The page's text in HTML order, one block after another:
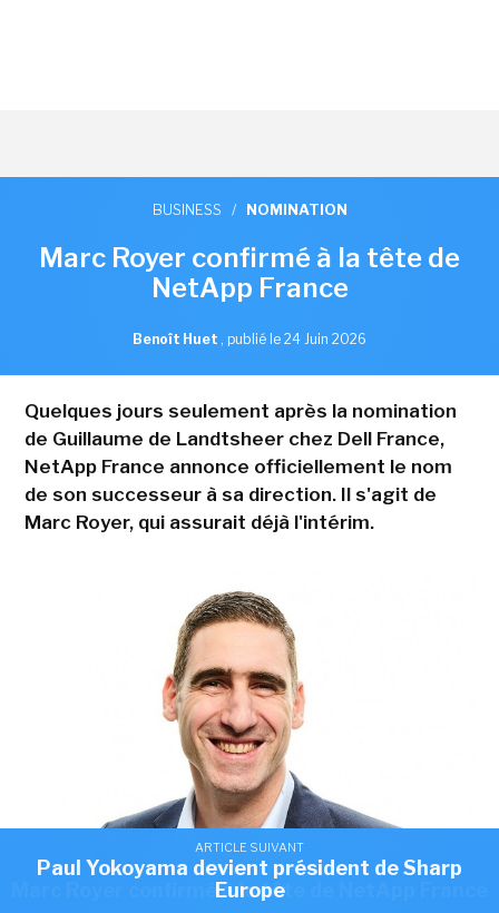
ARTICLE SUIVANT
Romain Passilly prend la direction de Visma
France
ARTICLE SUIVANT
Marc Royer confirmé à la tête de NetApp France
BUSINESS / NOMINATION
Marc Royer confirmé à la tête de
NetApp France
Benoît Huet , publié le 24 Juin 2026
Quelques jours seulement après la nomination
de Guillaume de Landtsheer chez Dell France,
NetApp France annonce officiellement le nom
de son successeur à sa direction. Il s'agit de
Marc Royer, qui assurait déjà l'intérim.
Marc Royer a quitté Dell France pour prendre la direction de NetApp
France. (Crédit NetApp)
ARTICLE SUIVANT
Paul Yokoyama devient président de Sharp
Europe